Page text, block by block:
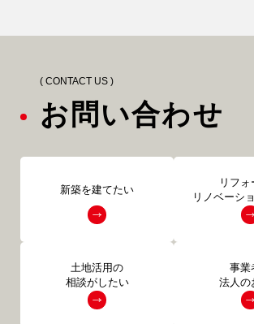
( CONTACT US )
お問い合わせ
新築を建てたい
リフォ
リノベーシ
土地活用の
相談がしたい
事業
法人の